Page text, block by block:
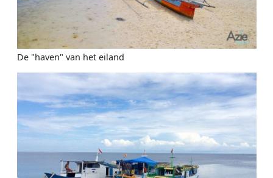
De "haven" van het eiland